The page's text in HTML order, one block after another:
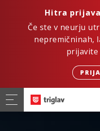
Hitra
Če ste v neurju
nepremičninah,
prijavite